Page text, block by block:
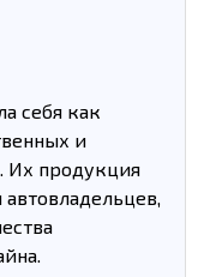
себя как
и
Их продукция